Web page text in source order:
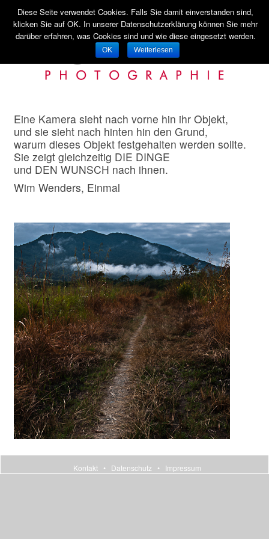
Startseite Menü ↓
Zum Inhalt wechseln
Zum sekundären Inhalt wechseln
Eine Kamera sieht nach vorne hin ihr Objekt,
und sie sieht nach hinten hin den Grund,
warum dieses Objekt festgehalten werden sollte.
Sie zeigt gleichzeitig DIE DINGE
und DEN WUNSCH nach ihnen.
Wim Wenders, Einmal
Kontakt• Datenschutz • Impressum
Diese Seite verwendet Cookies. Falls Sie damit einverstanden sind,
klicken Sie auf OK. In unserer Datenschutzerklärung können Sie mehr
darüber erfahren, was Cookies sind und wie diese eingesetzt werden.
OK Weiterlesen